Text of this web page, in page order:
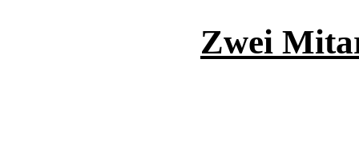
Zwei